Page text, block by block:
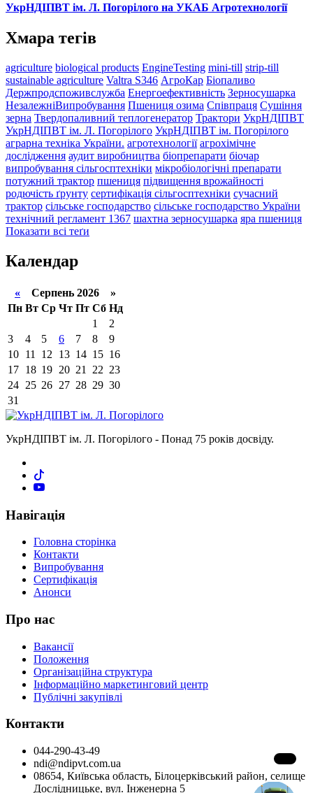
УкрНДІПВТ ім. Л. Погорілого на УКАБ Агротехнології
Хмара тегів
agriculture biological products EngineTesting mini-till strip-till
sustainable agriculture Valtra S346 АгроКар Біопаливо
Держпродспоживслужба Енергоефективність Зерносушарка
НезалежніВипробування Пшениця озима Співпраця Сушіння
зерна Твердопаливний теплогенератор Трактори УкрНДІПВТ
УкрНДІПВТ ім. Л. Погорілого УкрНДІПВТ ім. Погорілого
аграрна техніка України. агротехнології агрохімічне
дослідження аудит виробництва біопрепарати біочар
випробування сільгосптехніки мікробіологічні препарати
потужний трактор пшениця підвищення врожайності
родючість ґрунту сертифікація сільгосптехніки сучасний
трактор сільське господарство сільське господарство України
технічний регламент 1367 шахтна зерносушарка яра пшениця
Показати всі теґи
Календар
« Серпень 2026 »
Пн Вт Ср Чт Пт Сб Нд
1
2
3
4 5 6 7 8
9
10 11 12 13 14 15 16
17 18 19 20 21 22 23
24 25 26 27 28 29 30
31
УкрНДІПВТ ім. Л. Погорілого - Понад 75 років досвіду.
Навігація
Головна сторінка
Контакти
Випробування
Сертифікація
Анонси
Про нас
Вакансії
Положення
Організаційна структура
Інформаційно маркетинговий центр
Публічні закупівлі
Контакти
044-290-43-49
ndi@ndipvt.com.ua
08654, Київська область, Білоцерківський район, селище
Дослідницьке, вул. Інженерна 5